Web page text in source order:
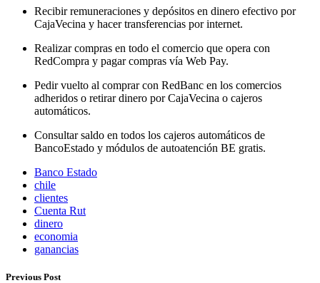
Recibir remuneraciones y depósitos en dinero efectivo por
CajaVecina y hacer transferencias por internet.
Realizar compras en todo el comercio que opera con
RedCompra y pagar compras vía Web Pay.
Pedir vuelto al comprar con RedBanc en los comercios
adheridos o retirar dinero por CajaVecina o cajeros
automáticos.
Consultar saldo en todos los cajeros automáticos de
BancoEstado y módulos de autoatención BE gratis.
Banco Estado
chile
clientes
Cuenta Rut
dinero
economia
ganancias
Previous Post